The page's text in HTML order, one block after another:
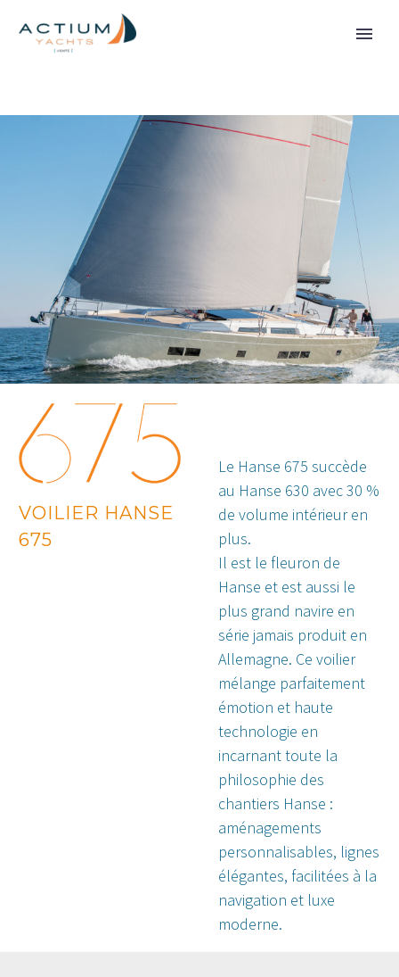
VOILIER HANSE
675
Le Hanse 675 succède
au Hanse 630 avec 30 %
de volume intérieur en
plus.
Il est le fleuron de
Hanse et est aussi le
plus grand navire en
série jamais produit en
Allemagne. Ce voilier
mélange parfaitement
émotion et haute
technologie en
incarnant toute la
philosophie des
chantiers Hanse :
aménagements
personnalisables, lignes
élégantes, facilitées à la
navigation et luxe
moderne.